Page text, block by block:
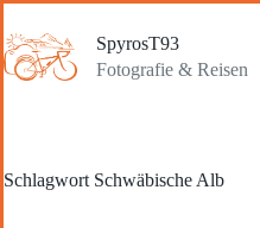
Inhalt
springen
SpyrosT93
Fotografie & Reisen
Schlagwort Schwäbische Alb